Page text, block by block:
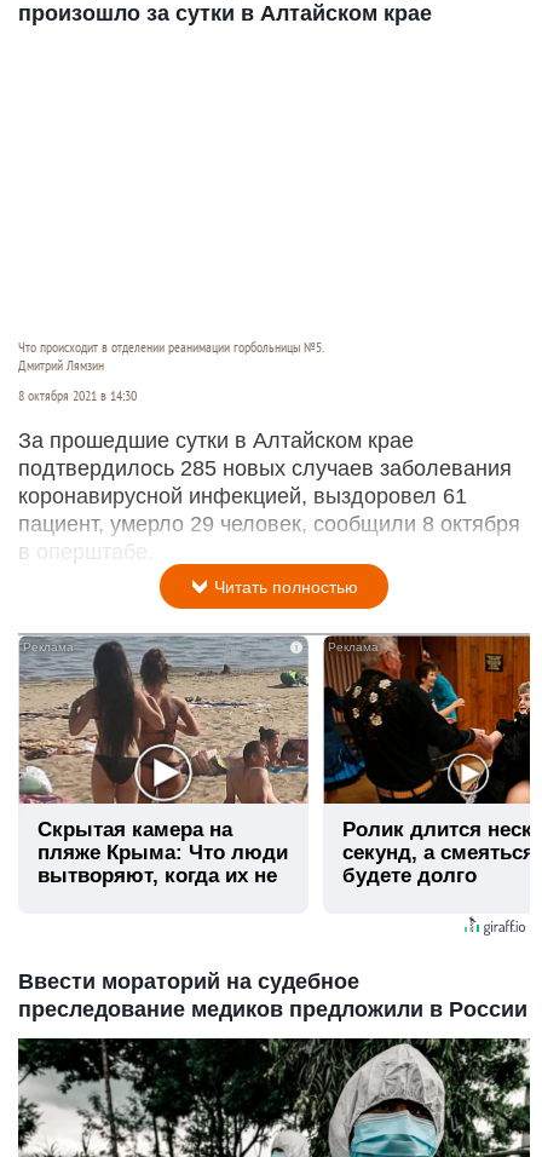
произошло за сутки в Алтайском крае
Что происходит в отделении реанимации горбольницы №5.
Дмитрий Лямзин
8 октября 2021 в 14:30
За прошедшие сутки в Алтайском крае
подтвердилось 285 новых случаев заболевания
коронавирусной инфекцией, выздоровел 61
пациент, умерло 29 человек, сообщили 8 октября
в оперштабе.
Читать полностью
i
Скрытая камера на
пляже Крыма: Что люди
вытворяют, когда их не
Ролик длится
секунд, а
будете долго
Ввести мораторий на судебное
преследование медиков предложили в России